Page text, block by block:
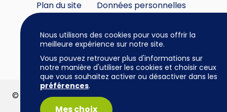
Plan du site
Données personnelles
© Mairie de Cazères • 2026 | www.mairie-cazeres.fr
| Tous droits réservés |
Nous utilisons des cookies pour vous offrir la
meilleure expérience sur notre site.
Vous pouvez retrouver plus d'informations sur
notre manière d'utiliser les cookies et choisir ceux
que vous souhaitez activer ou désactiver dans les
préférences.
Mes choix